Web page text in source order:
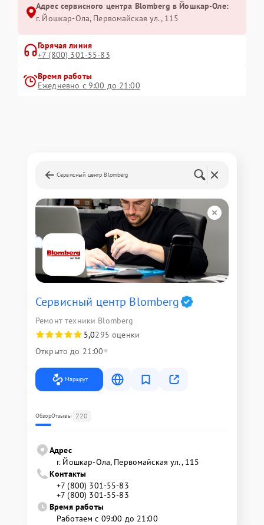
Адрес сервисного центра Blomberg в Йошкар-Оле:
г. Йошкар-Ола, Первомайская ул., 115
Горячая линия
+7 (800) 301-55-83
Время работы
Ежедневно с 9:00 до 21:00
Сервисный центр Blomberg
Сервисный центр Blomberg
Ремонт техники Blomberg
5,0295 оценки
Открыто до 21:00
Маршрут
ОбзорОтзывы 220
Адрес
г. Йошкар-Ола, Первомайская ул., 115
Контакты
+7 (800) 301-55-83
+7 (800) 301-55-83
Время работы
Работаем с 09:00 до 21:00